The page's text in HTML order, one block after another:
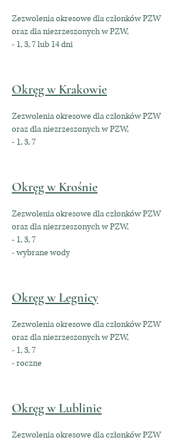
Zezwolenia okresowe dla członków PZW
oraz dla niezrzeszonych w PZW,
- 1, 3, 7 lub 14 dni
Okręg w Krakowie
Zezwolenia okresowe dla członków PZW
oraz dla niezrzeszonych w PZW,
- 1, 3, 7
Okręg w Krośnie
Zezwolenia okresowe dla członków PZW
oraz dla niezrzeszonych w PZW,
- 1, 3, 7
- wybrane wody
Okręg w Legnicy
Zezwolenia okresowe dla członków PZW
oraz dla niezrzeszonych w PZW,
- 1, 3, 7
- roczne
Okręg w Lublinie
Zezwolenia okresowe dla członków PZW